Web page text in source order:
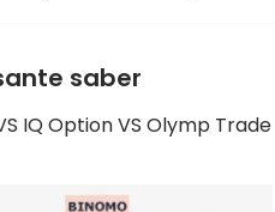
saber
IQ Option VS Olymp Trade